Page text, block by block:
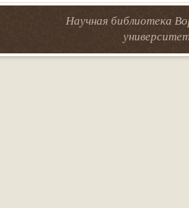
Научная библиотека